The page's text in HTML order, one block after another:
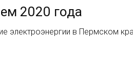
2020 года
электроэнергии в Пермском